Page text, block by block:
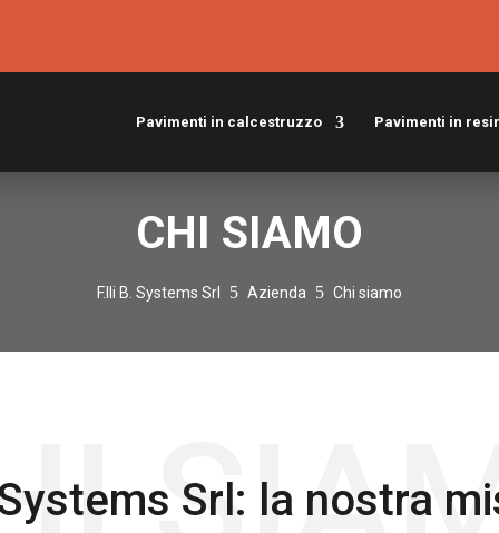
Pavimenti in calcestruzzo Pavimenti in
CHI SIAMO
F.lli B. Systems Srl 5 Azienda 5 Chi siamo
Srl: la nostra